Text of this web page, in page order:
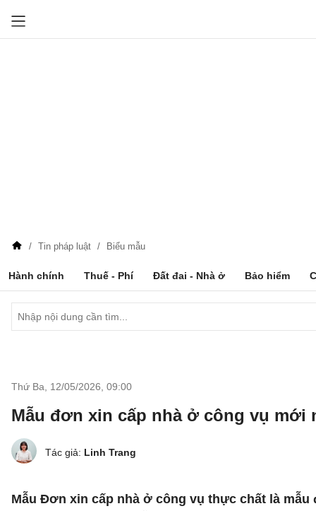
Tin pháp luật Biểu mẫu
Hành chính Thuế - Phí Đất đai - Nhà ở Bảo hiểm
Thứ Ba, 12/05/2026 09:00
Mẫu đơn xin cấp nhà ở công vụ mới
Tác giả: Linh Trang
Mẫu Đơn xin cấp nhà ở công vụ thực chất là